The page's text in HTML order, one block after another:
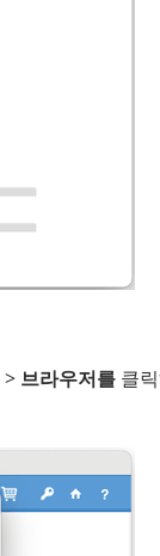
> 브라우저를 클